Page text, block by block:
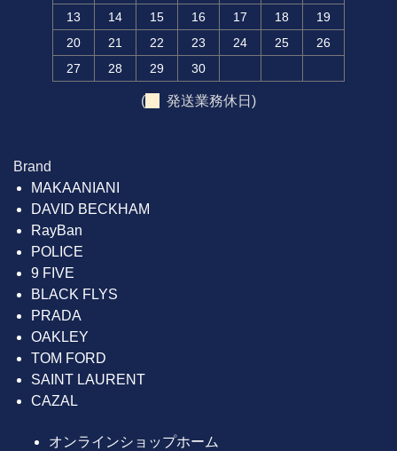
13
14 15 16 17 18
19
20
21 22 23 24 25
26
27
28 29 30
( 発送業務休日)
Brand
MAKAANIANI
DAVID BECKHAM
RayBan
POLICE
9 FIVE
BLACK FLYS
PRADA
OAKLEY
TOM FORD
SAINT LAURENT
CAZAL
オンラインショップホーム